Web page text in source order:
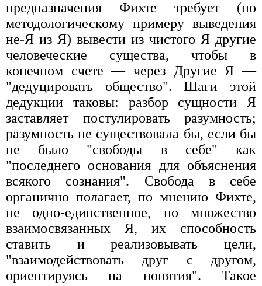
предназначения Фихте требует (по
методологическому примеру выведения
не-Я из Я) вывести из чистого Я другие
человеческие существа, чтобы в
конечном счете — через Другие Я —
"дедуцировать общество". Шаги этой
дедукции таковы: разбор сущности Я
заставляет постулировать разумность;
разумность не существовала бы, если бы
не было "свободы в себе" как
"последнего основания для объяснения
всякого сознания". Свобода в себе
органично полагает, по мнению Фихте,
не одно-единственное, но множество
взаимосвязанных Я, их способность
ставить и реализовывать цели,
"взаимодействовать друг с другом,
ориентируясь на понятия". Такое